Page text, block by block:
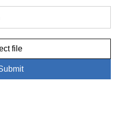
file